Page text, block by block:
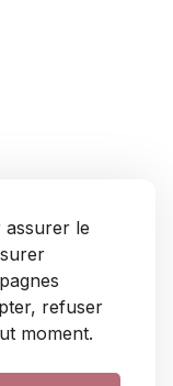
assurer le
refuser
moment.